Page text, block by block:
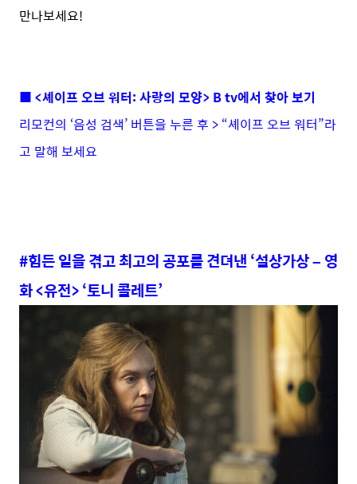
만나보세요!
■ <셰이프 오브 워터: 사랑의 모양> B tv에서 찾아 보기
리모컨의 ‘음성 검색’ 버튼을 누른 후 > “셰이프 오브 워터”라
고 말해 보세요
#힘든 일을 겪고 최고의 공포를 견뎌낸 ‘설상가상 – 영
화 <유전> ‘토니 콜레트’